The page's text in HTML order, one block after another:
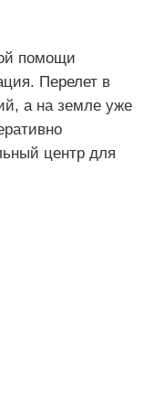
помощи
Перелет в
а на земле уже
центр для